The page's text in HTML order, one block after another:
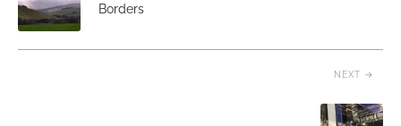
Borders
NEXT